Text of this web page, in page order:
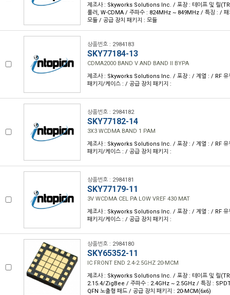
제조사 : Skyworks Solutions Inc. / 포장 : 테이프 및 릴
룰러, W-CDMA / 주파수 : 824MHz ~ 849MHz / 특징 : /
모듈 / 공급 장치 패키지 : 모듈
상품번호 : 2984183
SKY77184-13
CDMA2000 BAND V AND BAND II BYPA
제조사 : Skyworks Solutions Inc. / 포장 : / 계열 : / RF 유
패키지/케이스 : / 공급 장치 패키지 :
상품번호 : 2984182
SKY77182-14
3X3 WCDMA BAND 1 PAM
제조사 : Skyworks Solutions Inc. / 포장 : / 계열 : / RF 유
패키지/케이스 : / 공급 장치 패키지 :
상품번호 : 2984181
SKY77179-11
3V WCDMA CEL PA LOW VREF 430 MAT
제조사 : Skyworks Solutions Inc. / 포장 : / 계열 : / RF 유
패키지/케이스 : / 공급 장치 패키지 :
상품번호 : 2984180
SKY65352-11
IC FRONT END 2.4-2.5GHZ 20-MCM
제조사 : Skyworks Solutions Inc. / 포장 : 테이프 및 릴
2.15.4/ZigBee / 주파수 : 2.4GHz ~ 2.5GHz / 특징 :
QFN 노출형 패드 / 공급 장치 패키지 : 20-MCM(6x6)